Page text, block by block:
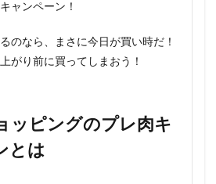
ャンペーン！
のなら、まさに今日が買い時だ！
がり前に買ってしまおう！
ッピングのプレ肉キ
とは